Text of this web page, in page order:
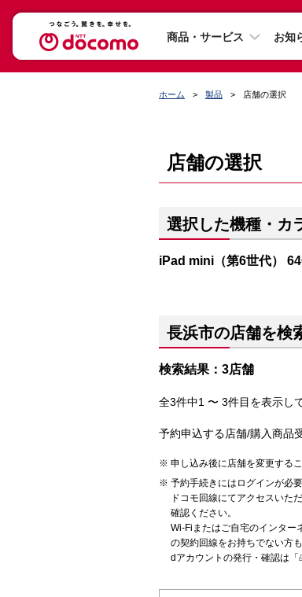
商品・サービス お知
ホーム 製品 店舗の選択
店舗の選択
選択した機種・カ
iPad mini（第6世代）
長浜市の店舗を検
検索結果：3店舗
全3件中1 〜 3件目を表示し
予約申込する店舗/購入商品
申し込み後に店舗を変更する
予約手続きにはログインが必要
ドコモ回線にてアクセスいた
確認ください。
Wi-Fiまたはご自宅のインター
の契約回線をお持ちでない方
dアカウントの発行・確認は「